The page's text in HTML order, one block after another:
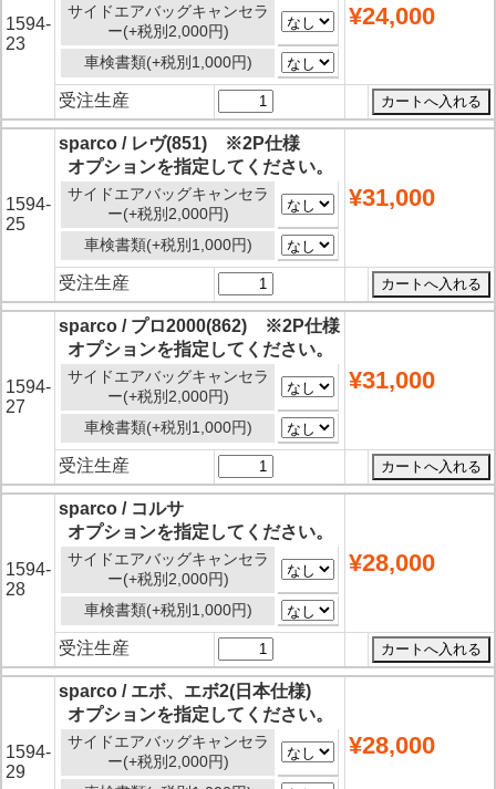
1594-
23
サイドエアバッグキャンセラ
ー(+税別2,000円)
車検書類(+税別1,000円)
¥24,000
受注生産
1594-
25
sparco / レヴ(851) ※2P仕様
オプションを指定してください。
サイドエアバッグキャンセラ
ー(+税別2,000円)
車検書類(+税別1,000円)
¥31,000
受注生産
1594-
27
sparco / プロ2000(862) ※2P仕様
オプションを指定してください。
サイドエアバッグキャンセラ
ー(+税別2,000円)
車検書類(+税別1,000円)
¥31,000
受注生産
1594-
28
sparco / コルサ
オプションを指定してください。
サイドエアバッグキャンセラ
ー(+税別2,000円)
車検書類(+税別1,000円)
¥28,000
受注生産
1594-
29
sparco / エボ、エボ2(日本仕様)
オプションを指定してください。
サイドエアバッグキャンセラ
ー(+税別2,000円)
¥28,000